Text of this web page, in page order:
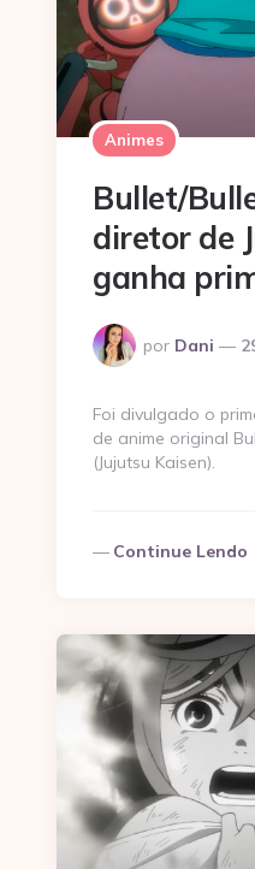
Animes
Bullet/
diretor de
ganha
Postado
por
por Dani
Foi divulgado o
de anime original
(Jujutsu Kaisen).
Continue Lendo